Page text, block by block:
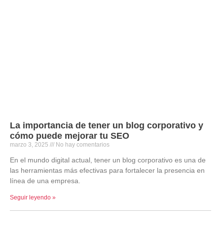
La importancia de tener un blog corporativo y
cómo puede mejorar tu SEO
marzo 3, 2025 No hay comentarios
En el mundo digital actual, tener un blog corporativo es una de
las herramientas más efectivas para fortalecer la presencia en
línea de una empresa.
Seguir leyendo »